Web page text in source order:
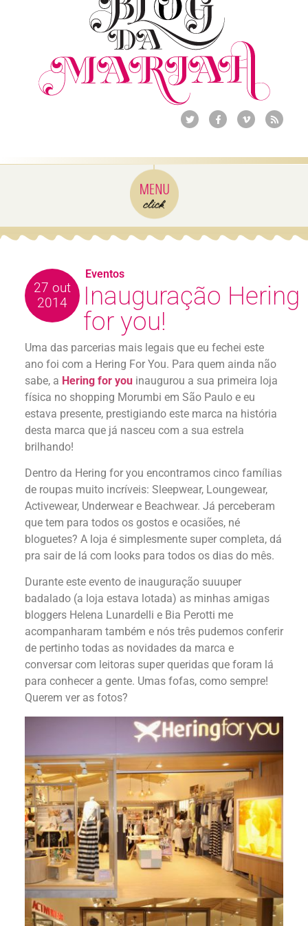
27 out
2014
Inauguração Hering
for you!
Uma das parcerias mais legais que eu fechei este
ano foi com a Hering For You. Para quem ainda não
sabe, a Hering for you inaugurou a sua primeira loja
física no shopping Morumbi em São Paulo e eu
estava presente, prestigiando este marca na história
desta marca que já nasceu com a sua estrela
brilhando!
Dentro da Hering for you encontramos cinco famílias
de roupas muito incríveis: Sleepwear, Loungewear,
Activewear, Underwear e Beachwear. Já perceberam
que tem para todos os gostos e ocasiões, né
bloguetes? A loja é simplesmente super completa, dá
pra sair de lá com looks para todos os dias do mês.
Durante este evento de inauguração suuuper
badalado (a loja estava lotada) as minhas amigas
bloggers Helena Lunardelli e Bia Perotti me
acompanharam também e nós três pudemos conferir
de pertinho todas as novidades da marca e
conversar com leitoras super queridas que foram lá
para conhecer a gente. Umas fofas, como sempre!
Querem ver as fotos?
Eventos